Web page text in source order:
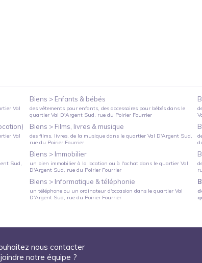
Val
Val
Sud,
Biens > Enfants & bébés
des vêtements pour enfants, des accessoires pour bébésdans le
quartier Val D'Argent Sud, rue du Poirier Fourrier
Biens > Films, livres & musique
des films, livres, de la musiquedans le quartier Val D'Argent Sud,
rue du Poirier Fourrier
Biens > Immobilier
un bien immobilier à la location ou à l'achatdans le quartier Val
D'Argent Sud, rue du Poirier Fourrier
Biens > Informatique & téléphonie
un téléphone ou un ordinateur d'occasion dans le quartier Val
D'Argent Sud, rue du Poirier Fourrier
nous contacter
notre équipe ?